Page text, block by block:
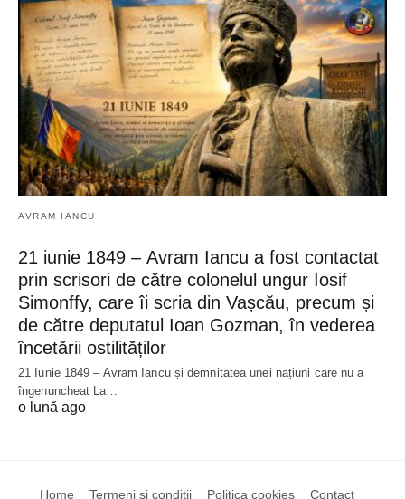
AVRAM IANCU
21 iunie 1849 – Avram Iancu a fost contactat
prin scrisori de către colonelul ungur Iosif
Simonffy, care îi scria din Vașcău, precum și
de către deputatul Ioan Gozman, în vederea
încetării ostilităților
21 Iunie 1849 – Avram Iancu și demnitatea unei națiuni care nu a
îngenuncheat La…
o lună ago
Home Termeni si conditii Politica cookies Contact